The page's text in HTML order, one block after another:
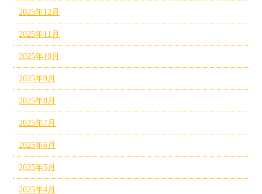
2025年12月
2025年11月
2025年10月
2025年9月
2025年8月
2025年7月
2025年6月
2025年5月
2025年4月